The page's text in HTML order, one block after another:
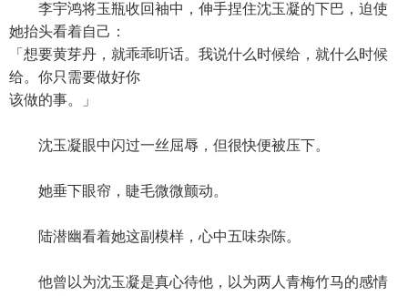
李宇鸿将玉瓶收回袖中，伸手捏住沈玉凝的下巴，迫使
她抬头看着自己：
「想要黄芽丹，就乖乖听话。我说什么时候给，就什么时候
给。你只需要做好你
该做的事。」
沈玉凝眼中闪过一丝屈辱，但很快便被压下。
她垂下眼帘，睫毛微微颤动。
陆潜幽看着她这副模样，心中五味杂陈。
他曾以为沈玉凝是真心待他，以为两人青梅竹马的感情